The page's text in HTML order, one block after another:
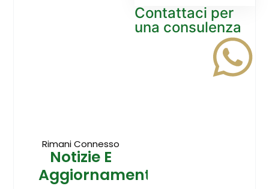
Contattaci per
una consulenza
Rimani Connesso
Notizie E
Aggiornamenti